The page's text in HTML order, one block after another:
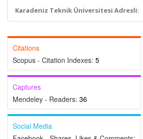
Karadeniz Teknik Üniversitesi Adresli:
Citations
Scopus - Citation Indexes: 5
Captures
Mendeley - Readers: 36
Social Media